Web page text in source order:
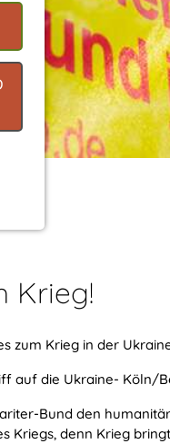
Krieg!
zum Krieg in der
auf die Ukraine- Köln/
Bund den
Kriegs, denn Krieg